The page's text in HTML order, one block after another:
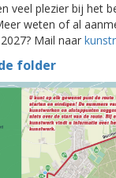
veel plezier bij het
weten of al
Mail naar
folder